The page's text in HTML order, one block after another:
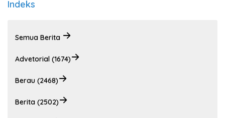
Indeks
Semua Berita
Advetorial (1674)
Berau (2468)
Berita (2502)